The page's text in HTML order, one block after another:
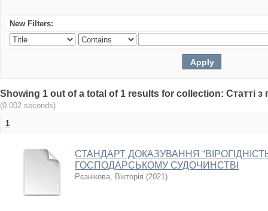
New Filters:
Showing 1 out of a total of 1 results for collection: Статті з
(0.002 seconds)
1
СТАНДАРТ ДОКАЗУВАННЯ
ГОСПОДАРСЬКОМУ СУДОЧИНСТВІ
Рєзнікова, Вікторія (2021)